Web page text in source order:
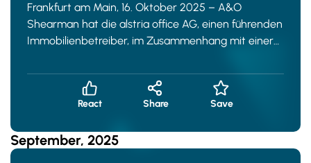
Frankfurt am Main, 16. Oktober 2025 – A&O
Shearman hat die alstria office AG, einen führenden
Immobilienbetreiber, im Zusammenhang mit einer
React Share Save
September, 2025